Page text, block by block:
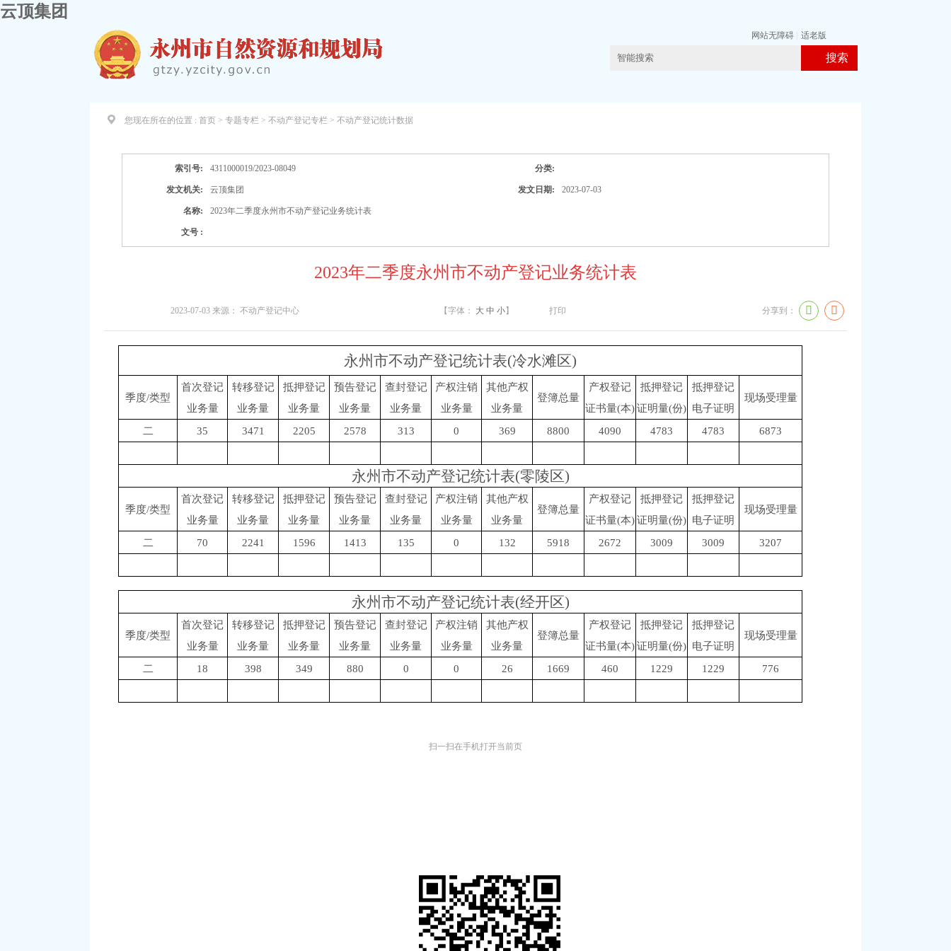
云顶集团
搜索
网站无障碍 适老版
您现在所在的位置 : 首页 > 专题专栏 > 不动产登记专栏 > 不动产登记统计数据
索引号: 4311000019/2023-08049 分类:
发文机关: 云顶集团 发文日期: 2023-07-03
名称: 2023年二季度永州市不动产登记业务统计表
文号 :
2023年二季度永州市不动产登记业务统计表
2023-07-03 来源： 不动产登记中心 【字体： 大 中 小】 打印 分享到：
永州市不动产登记统计表(冷水滩区)
季度/类型
首次登记
业务量
转移登记
业务量
抵押登记
业务量
预告登记
业务量
查封登记
业务量
产权注销
业务量
其他产权
业务量
登簿总量
产权登记
证书量(本)
抵押登记
证明量(份)
抵押登记
电子证明
现场受理量
二 35 3471 2205 2578 313 0 369 8800 4090 4783 4783 6873
永州市不动产登记统计表(零陵区)
季度/类型
首次登记
业务量
转移登记
业务量
抵押登记
业务量
预告登记
业务量
查封登记
业务量
产权注销
业务量
其他产权
业务量
登簿总量
产权登记
证书量(本)
抵押登记
证明量(份)
抵押登记
电子证明
现场受理量
二 70 2241 1596 1413 135 0 132 5918 2672 3009 3009 3207
永州市不动产登记统计表(经开区)
季度/类型
首次登记
业务量
转移登记
业务量
抵押登记
业务量
预告登记
业务量
查封登记
业务量
产权注销
业务量
其他产权
业务量
登簿总量
产权登记
证书量(本)
抵押登记
证明量(份)
抵押登记
电子证明
现场受理量
二 18 398 349 880 0 0 26 1669 460 1229 1229 776
扫一扫在手机打开当前页